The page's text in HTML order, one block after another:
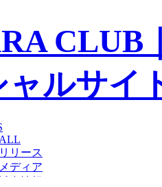
ALL
リリース
メディア